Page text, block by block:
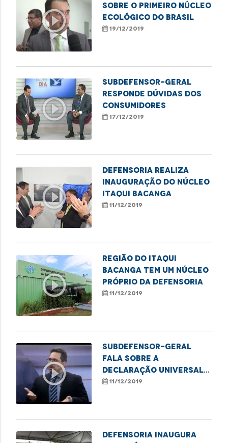
play_circle_outline
sobre o primeiro Núcleo
Ecológico do Brasil
19/12/2019
play_circle_outline
Subdefensor-geral
responde dúvidas dos
consumidores
17/12/2019
play_circle_outline
Defensoria realiza
inauguração do núcleo
Itaqui Bacanga
11/12/2019
play_circle_outline
Região do Itaqui
Bacanga tem um núcleo
próprio da Defensoria
11/12/2019
play_circle_outline
Subdefensor-geral
fala sobre a
Declaração Universal
dos Direitos Humanos
11/12/2019
Defensoria inaugura